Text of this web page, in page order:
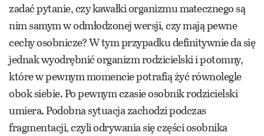
zadać pytanie, czy kawałki organizmu matecznego są
nim samym w odmłodzonej wersji, czy mają pewne
cechy osobnicze? W tym przypadku definitywnie da się
jednak wyodrębnić organizm rodzicielski i potomny,
które w pewnym momencie potrafią żyć równolegle
obok siebie. Po pewnym czasie osobnik rodzicielski
umiera. Podobna sytuacja zachodzi podczas
fragmentacji, czyli odrywania się części osobnika